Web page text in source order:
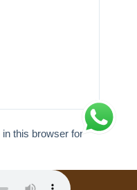
this browser for